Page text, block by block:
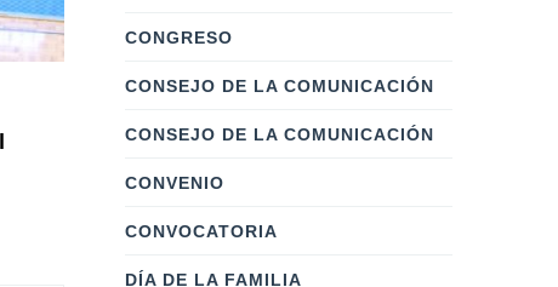
CONGRESO
CONSEJO DE LA COMUNICACIÓN
CONSEJO DE LA COMUNICACIÓN
CONVENIO
CONVOCATORIA
DÍA DE LA FAMILIA